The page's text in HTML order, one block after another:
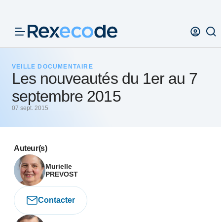
VEILLE DOCUMENTAIRE
Les nouveautés du 1er au 7
septembre 2015
07 sept. 2015
Auteur(s)
Murielle
PREVOST
Contacter